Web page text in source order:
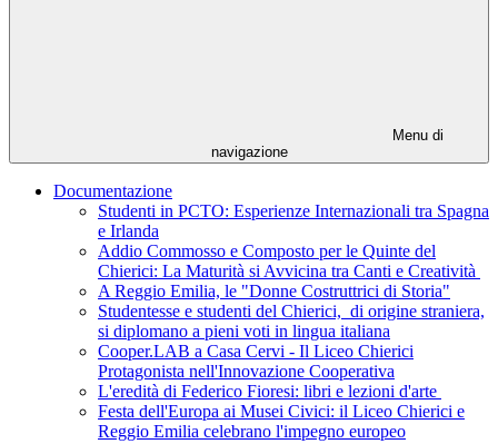
Menu di
navigazione
Documentazione
Studenti in PCTO: Esperienze Internazionali tra Spagna
e Irlanda
Addio Commosso e Composto per le Quinte del
Chierici: La Maturità si Avvicina tra Canti e Creatività
A Reggio Emilia, le "Donne Costruttrici di Storia"
Studentesse e studenti del Chierici, di origine straniera,
si diplomano a pieni voti in lingua italiana
Cooper.LAB a Casa Cervi - Il Liceo Chierici
Protagonista nell'Innovazione Cooperativa
L'eredità di Federico Fioresi: libri e lezioni d'arte
Festa dell'Europa ai Musei Civici: il Liceo Chierici e
Reggio Emilia celebrano l'impegno europeo